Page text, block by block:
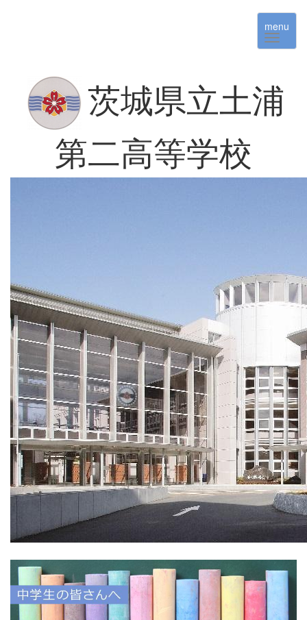
menu
茨城県立土浦
第二高等学校